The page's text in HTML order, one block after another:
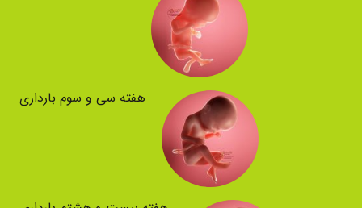
هفته سی و سوم بارداری